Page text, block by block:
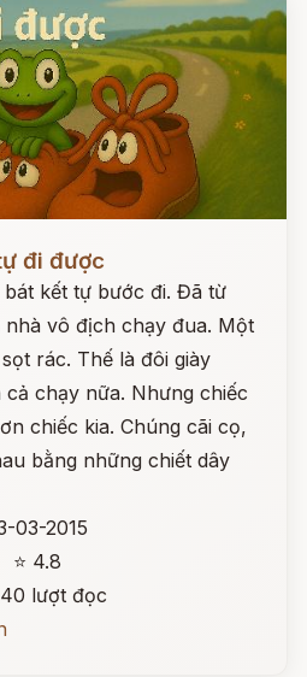
đi được
kết tự bước đi. Đã từ
nhà vô địch chạy đua. Một
rác. Thế là đôi giày
chạy nữa. Nhưng chiếc
chiếc kia. Chúng cãi cọ,
bằng những chiết dây
03-2015
⭐ 4.8
lượt đọc